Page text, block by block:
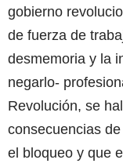
gobierno
de fuerza de
desmemoria y la
negarlo-
Revolución, se
consecuencias
el bloqueo y que